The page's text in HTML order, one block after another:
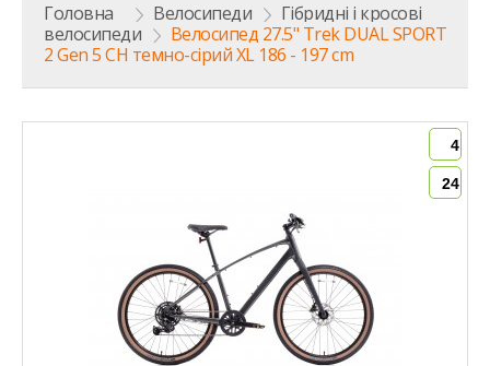
Головна > Велосипеди > Гібридні і кросові
велосипеди > Велосипед 27.5" Trek DUAL SPORT
2 Gen 5 CH темно-сірий XL 186 - 197 cm
4
24